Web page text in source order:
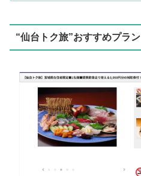
“仙台トク旅”おすすめプラン